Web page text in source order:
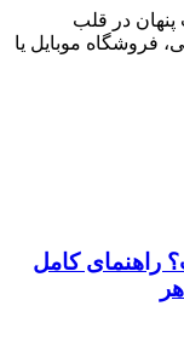
پنهان در قلب
موبایل یا
کامل